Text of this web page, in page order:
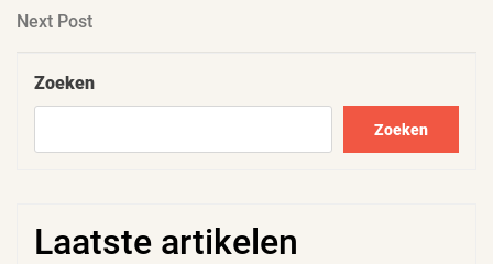
Next
Next Post
Zoeken
Zoeken
Laatste artikelen